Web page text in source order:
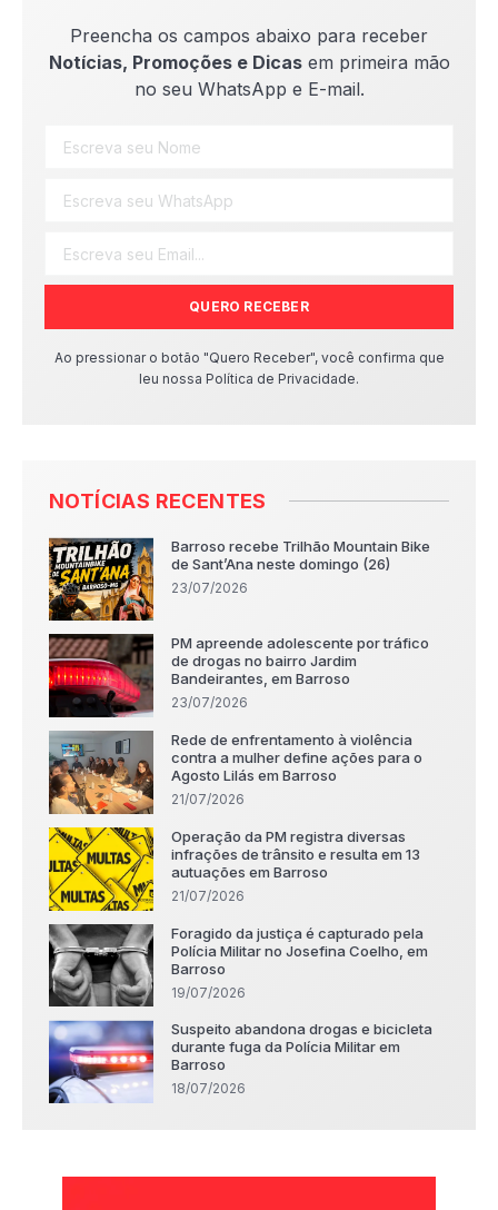
Preencha os campos abaixo para receber
Notícias, Promoções e Dicasem primeira mão
no seu WhatsApp e E-mail.
QUERO RECEBER
Ao pressionar o botão "Quero Receber", você confirma que
leu nossa Política de Privacidade.
NOTÍCIAS RECENTES
Barroso recebe Trilhão Mountain Bike
de Sant’Ana neste domingo (26)
23/07/2026
PM apreende adolescente por tráfico
de drogas no bairro Jardim
Bandeirantes, em Barroso
23/07/2026
Rede de enfrentamento à violência
contra a mulher define ações para o
Agosto Lilás em Barroso
21/07/2026
Operação da PM registra diversas
infrações de trânsito e resulta em 13
autuações em Barroso
21/07/2026
Foragido da justiça é capturado pela
Polícia Militar no Josefina Coelho, em
Barroso
19/07/2026
Suspeito abandona drogas e bicicleta
durante fuga da Polícia Militar em
Barroso
18/07/2026